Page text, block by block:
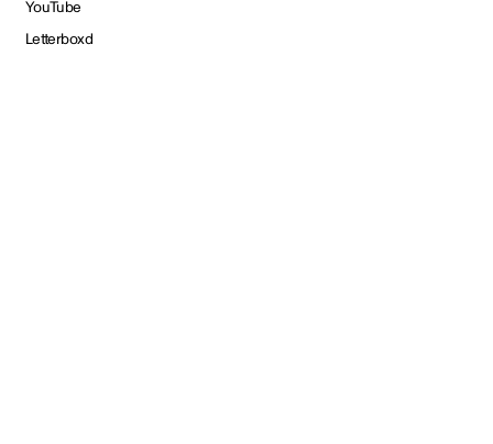
YouTube
Letterboxd